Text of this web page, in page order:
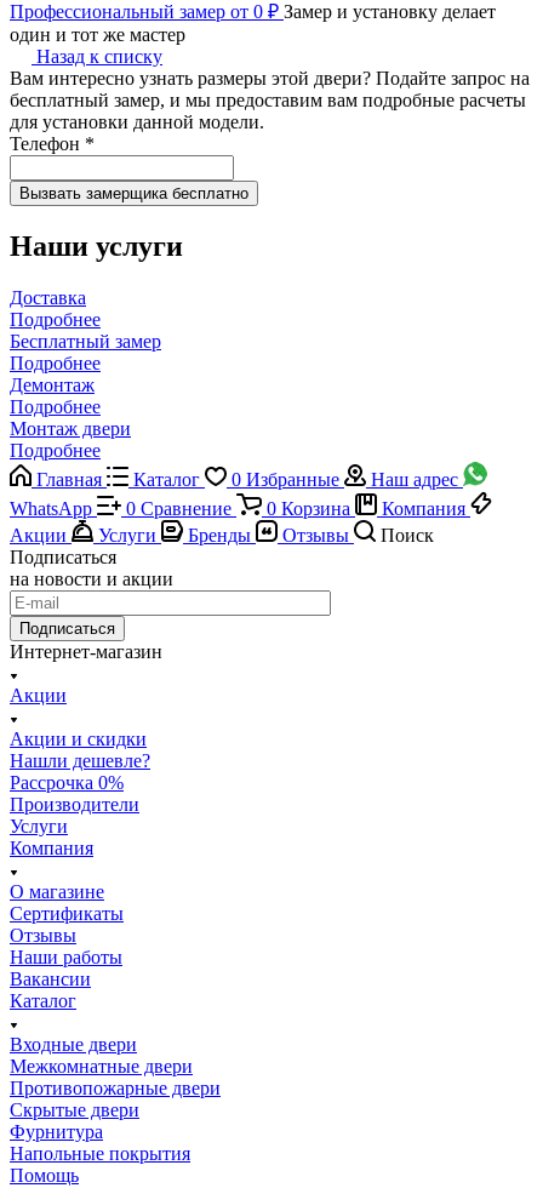
Профессиональный замер от 0 ₽ Замер и установку делает
один и тот же мастер
Назад к списку
Вам интересно узнать размеры этой двери? Подайте запрос на
бесплатный замер, и мы предоставим вам подробные расчеты
для установки данной модели.
Телефон *
Наши услуги
Доставка
Подробнее
Бесплатный замер
Подробнее
Демонтаж
Подробнее
Монтаж двери
Подробнее
Главная
Каталог 0 Избранные
Наш адрес
WhatsApp
0 Сравнение 0 Корзина
Компания
Акции
Услуги Бренды Отзывы
Поиск
Подписаться
на новости и акции
Подписаться
Интернет-магазин
Акции
Акции и скидки
Нашли дешевле?
Рассрочка 0%
Производители
Услуги
Компания
О магазине
Сертификаты
Отзывы
Наши работы
Вакансии
Каталог
Входные двери
Межкомнатные двери
Противопожарные двери
Скрытые двери
Фурнитура
Напольные покрытия
Помощь